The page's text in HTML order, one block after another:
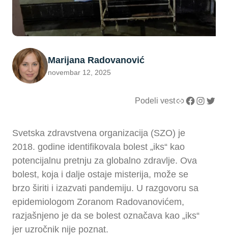
Marijana Radovanović
novembar 12, 2025
Podeli vestLink Facebook InstagramTwitter
Svetska zdravstvena organizacija (SZO) je
2018. godine identifikovala bolest „iks“ kao
potencijalnu pretnju za globalno zdravlje. Ova
bolest, koja i dalje ostaje misterija, može se
brzo širiti i izazvati pandemiju. U razgovoru sa
epidemiologom Zoranom Radovanovićem,
razjašnjeno je da se bolest označava kao „iks“
jer uzročnik nije poznat.